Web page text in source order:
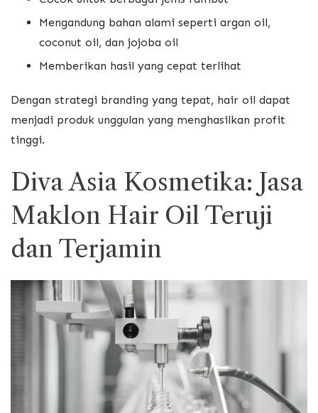
Mengandung bahan alami seperti argan oil,
coconut oil, dan jojoba oil
Memberikan hasil yang cepat terlihat
Dengan strategi branding yang tepat, hair oil dapat
menjadi produk unggulan yang menghasilkan profit
tinggi.
Diva Asia Kosmetika: Jasa
Maklon Hair Oil Teruji
dan Terjamin